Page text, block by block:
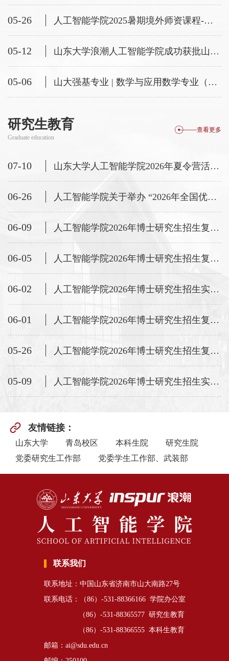
05-26 人工智能学院2025暑期境外师资课程-用于视觉设计的人工智能辅助内容生成(AI-Assisted Content Generation for Visual Design)
05-12 山东大学浪潮人工智能学院成功获批山东省人工智能赋能重点领域教学改革项目、 人工智能未来技术学院
05-06 山大强基专业 | 数学与应用数学专业（智能科学方向）
研究生教育
Graduate education
查看更多
07-10 山东大学人工智能学院2026年夏令营活动开营仪式安排
06-26 人工智能学院关于举办 “2026年全国优秀大学生暑期夏令营”活动的通知
06-09 人工智能学院2026年博士研究生招生复试成绩及拟录取名单公示——第三批次
06-05 人工智能学院2026年博士研究生招生复试参加人员公示——第三批次
06-02 人工智能学院2026年博士研究生招生实施方法—增补计划
06-01 人工智能学院2026年博士研究生招生复试成绩及拟录取名单公示——第二批次
05-26 人工智能学院2026年博士研究生招生复试参加人员公示——第二批次
05-09 人工智能学院2026年博士研究生招生实施方法—增补计划
友情链接：
山东大学 青岛校区 本科生院
研究生院
党委研究生工作部
党委学生工作部、武装部
联系我们
联系地址：中国山东省济南市山大南路27号
联系电话：（86）-531-88366166 学院办公室
（86）-531-88365577 研究生教育
（86）-531-88366555 本科生教育
邮箱：ai@sdu.edu.cn